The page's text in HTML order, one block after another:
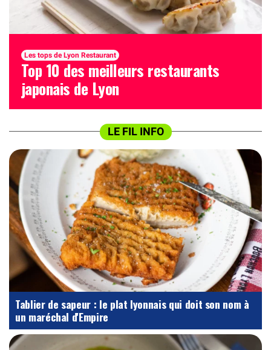
Les tops de Lyon Restaurant
Top 10 des meilleurs restaurants
japonais de Lyon
LE FIL INFO
Tablier de sapeur : le plat lyonnais qui doit son nom à
un maréchal d'Empire